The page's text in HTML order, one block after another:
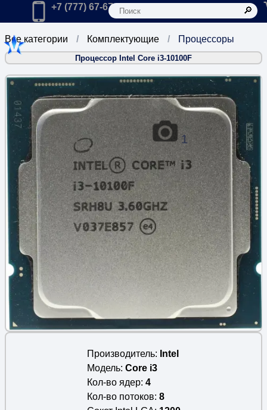
Главная
Позвонить в компанию по телефону:
+7 (777) 67-67-666
Процессоры
Комплектующие
Все категории
Процессор Intel Core i3-10100F
1
Производитель
Intel
Модель Core i3
Кол-во ядер 4
Кол-во потоков 8